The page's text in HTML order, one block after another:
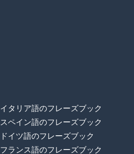
イタリア語のフレーズブック
スペイン語のフレーズブック
ドイツ語のフレーズブック
フランス語のフレーズブック